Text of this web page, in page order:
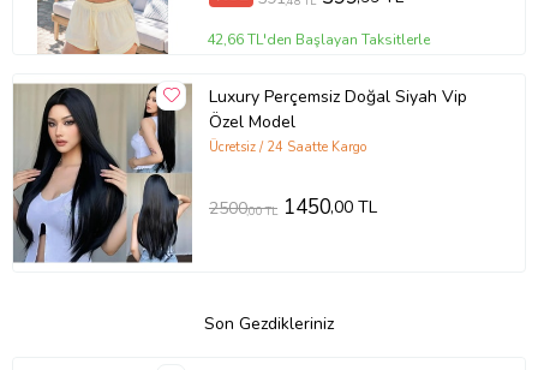
42,66 TL'den Başlayan Taksitlerle
Luxury Perçemsiz Doğal Siyah Vip
Özel Model
Ücretsiz / 24 Saatte Kargo
2500,00 TL 1450,00 TL
Son Gezdikleriniz